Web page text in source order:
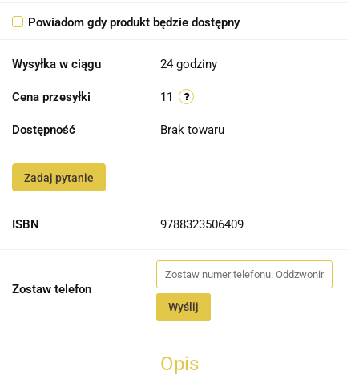
Powiadom gdy produkt będzie dostępny
Wysyłka w ciągu 24 godziny
Cena przesyłki 11
Dostępność Brak towaru
Zadaj pytanie
ISBN 9788323506409
Zostaw telefon
Wyślij
Opis